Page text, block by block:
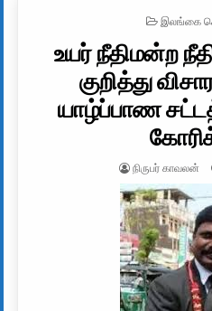
POSTED IN
இலங்கை
உயர் நீதிமன்ற
குறித்து
யாழ்ப்பாண
AUTHOR:
நிருபர் காவலன்